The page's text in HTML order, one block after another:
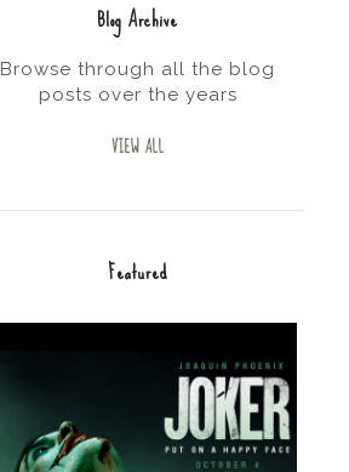
Blog Archive
Browse through all the blog
posts over the years
VIEW ALL
Featured